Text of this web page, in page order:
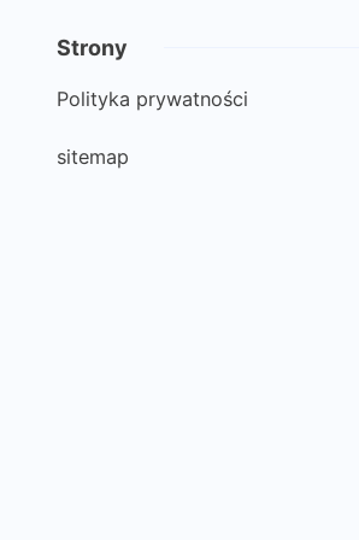
Strony
Polityka prywatności
sitemap